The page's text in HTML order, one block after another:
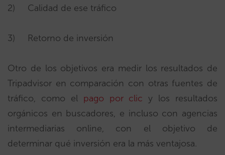
2) Calidad de ese tráfico
3) Retorno de inversión
Otro de los objetivos era medir los resultados de
Tripadvisor en comparación con otras fuentes de
tráfico, como el pago por clic y los resultados
orgánicos en buscadores, e incluso con agencias
intermediarias online, con el objetivo de
determinar qué inversión era la más ventajosa.